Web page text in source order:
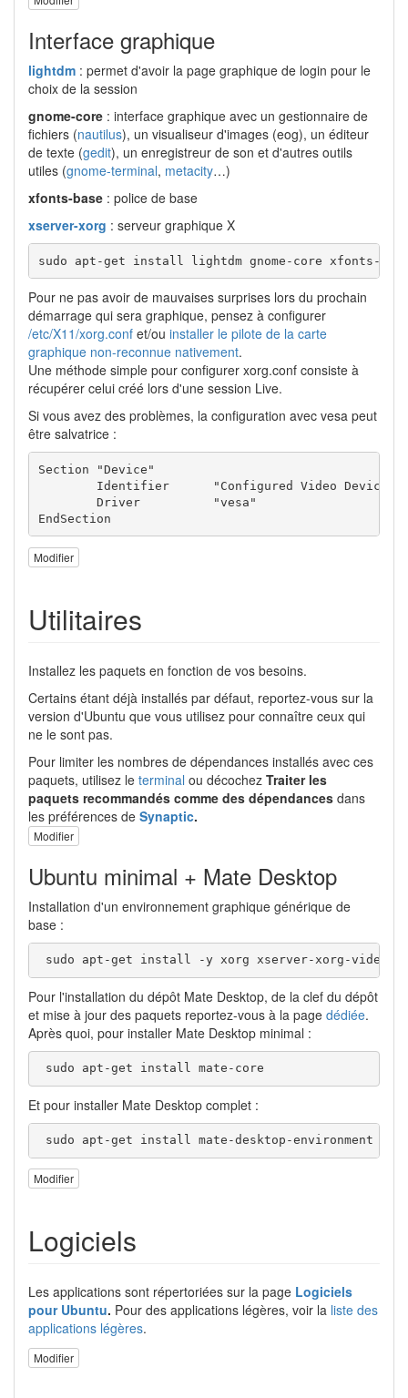
Interface graphique
lightdm : permet d'avoir la page graphique de login pour le
choix de la session
gnome-core : interface graphique avec un gestionnaire de
fichiers (nautilus), un visualiseur d'images (eog), un éditeur
de texte (gedit), un enregistreur de son et d'autres outils
utiles (gnome-terminal, metacity…)
xfonts-base : police de base
xserver-xorg : serveur graphique X
sudo apt-get install lightdm gnome-core xfonts-
Pour ne pas avoir de mauvaises surprises lors du prochain
démarrage qui sera graphique, pensez à configurer
/etc/X11/xorg.conf et/ou installer le pilote de la carte
graphique non-reconnue nativement.
Une méthode simple pour configurer xorg.conf consiste à
récupérer celui créé lors d'une session Live.
Si vous avez des problèmes, la configuration avec vesa peut
être salvatrice :
Section "Device"
EndSection
Modifier
Utilitaires
Installez les paquets en fonction de vos besoins.
Certains étant déjà installés par défaut, reportez-vous sur la
version d'Ubuntu que vous utilisez pour connaître ceux qui
ne le sont pas.
Pour limiter les nombres de dépendances installés avec ces
paquets, utilisez le terminal ou décochez Traiter les
paquets recommandés comme des dépendances dans
les préférences de Synaptic.
Modifier
Ubuntu minimal + Mate Desktop
Installation d'un environnement graphique générique de
base :
sudo apt-get install -y xorg xserver-xorg-video-
Pour l'installation du dépôt Mate Desktop, de la clef du dépôt
et mise à jour des paquets reportez-vous à la page dédiée.
Après quoi, pour installer Mate Desktop minimal :
sudo apt-get install mate-core
Et pour installer Mate Desktop complet :
sudo apt-get install mate-desktop-environment
Modifier
Logiciels
Les applications sont répertoriées sur la page Logiciels
pour Ubuntu. Pour des applications légères, voir la liste des
applications légères.
Modifier